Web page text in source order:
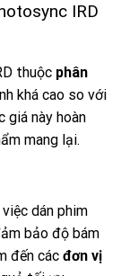
IRD
thuộc phân
khá cao so với
giá này hoàn
mang lại.
dán phim
bảo độ bám
đến các đơn vị